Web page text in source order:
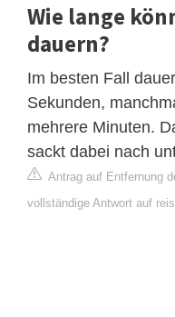
Wie lange
dauern?
Im besten Fall
Sekunden,
mehrere Minuten.
sackt dabei nach
Antrag auf Entfernung
vollständige Antwort auf